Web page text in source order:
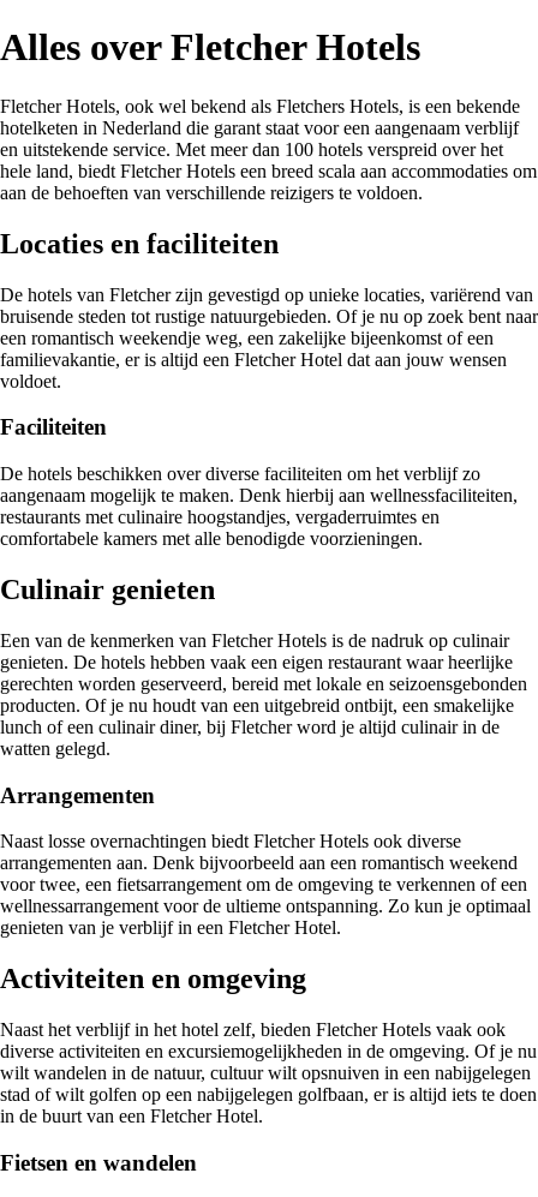
Alles over Fletcher Hotels
Fletcher Hotels, ook wel bekend als Fletchers Hotels, is een bekende
hotelketen in Nederland die garant staat voor een aangenaam verblijf
en uitstekende service. Met meer dan 100 hotels verspreid over het
hele land, biedt Fletcher Hotels een breed scala aan accommodaties om
aan de behoeften van verschillende reizigers te voldoen.
Locaties en faciliteiten
De hotels van Fletcher zijn gevestigd op unieke locaties, variërend van
bruisende steden tot rustige natuurgebieden. Of je nu op zoek bent naar
een romantisch weekendje weg, een zakelijke bijeenkomst of een
familievakantie, er is altijd een Fletcher Hotel dat aan jouw wensen
voldoet.
Faciliteiten
De hotels beschikken over diverse faciliteiten om het verblijf zo
aangenaam mogelijk te maken. Denk hierbij aan wellnessfaciliteiten,
restaurants met culinaire hoogstandjes, vergaderruimtes en
comfortabele kamers met alle benodigde voorzieningen.
Culinair genieten
Een van de kenmerken van Fletcher Hotels is de nadruk op culinair
genieten. De hotels hebben vaak een eigen restaurant waar heerlijke
gerechten worden geserveerd, bereid met lokale en seizoensgebonden
producten. Of je nu houdt van een uitgebreid ontbijt, een smakelijke
lunch of een culinair diner, bij Fletcher word je altijd culinair in de
watten gelegd.
Arrangementen
Naast losse overnachtingen biedt Fletcher Hotels ook diverse
arrangementen aan. Denk bijvoorbeeld aan een romantisch weekend
voor twee, een fietsarrangement om de omgeving te verkennen of een
wellnessarrangement voor de ultieme ontspanning. Zo kun je optimaal
genieten van je verblijf in een Fletcher Hotel.
Activiteiten en omgeving
Naast het verblijf in het hotel zelf, bieden Fletcher Hotels vaak ook
diverse activiteiten en excursiemogelijkheden in de omgeving. Of je nu
wilt wandelen in de natuur, cultuur wilt opsnuiven in een nabijgelegen
stad of wilt golfen op een nabijgelegen golfbaan, er is altijd iets te doen
in de buurt van een Fletcher Hotel.
Fietsen en wandelen